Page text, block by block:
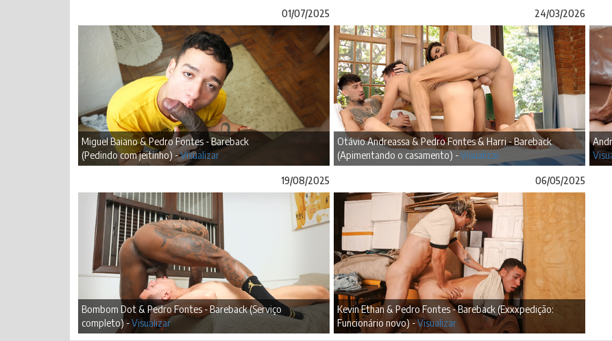
01/07/2025
Miguel Baiano & Pedro Fontes - Bareback
(Pedindo com jeitinho) -Visualizar
24/03/2026
Otávio Andreassa & Pedro Fontes & Harri - Bareback
(Apimentando o casamento) -Visualizar
19/08/2025
Bombom Dot & Pedro Fontes - Bareback (Serviço
completo) -Visualizar
06/05/2025
Kevin Ethan & Pedro Fontes - Bareback (Exxxpedição:
Funcionário novo) -Visualizar